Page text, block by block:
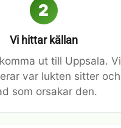
2
Vi hittar källan
ut till Uppsala. Vi
var lukten sitter och
som orsakar den.